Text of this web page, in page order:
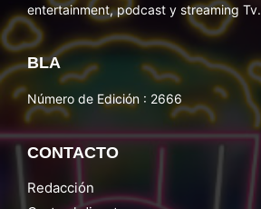
entertainment, podcast y streaming Tv.
BLA
Número de Edición : 2666
CONTACTO
Redacción